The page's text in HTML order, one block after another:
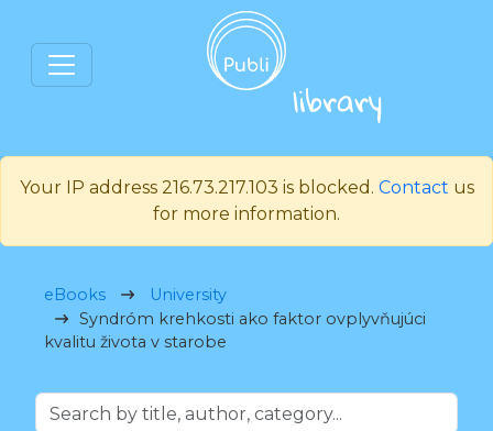
Your IP address 216.73.217.103 is blocked. Contact us
for more information.
eBooks
University
Syndróm krehkosti ako faktor ovplyvňujúci
kvalitu života v starobe